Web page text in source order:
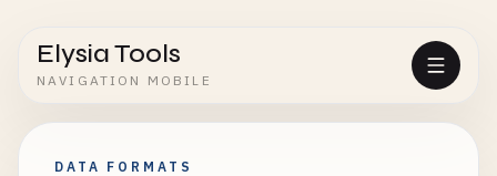
Elysia Tools
NAVIGATION MOBILE
DATA FORMATS